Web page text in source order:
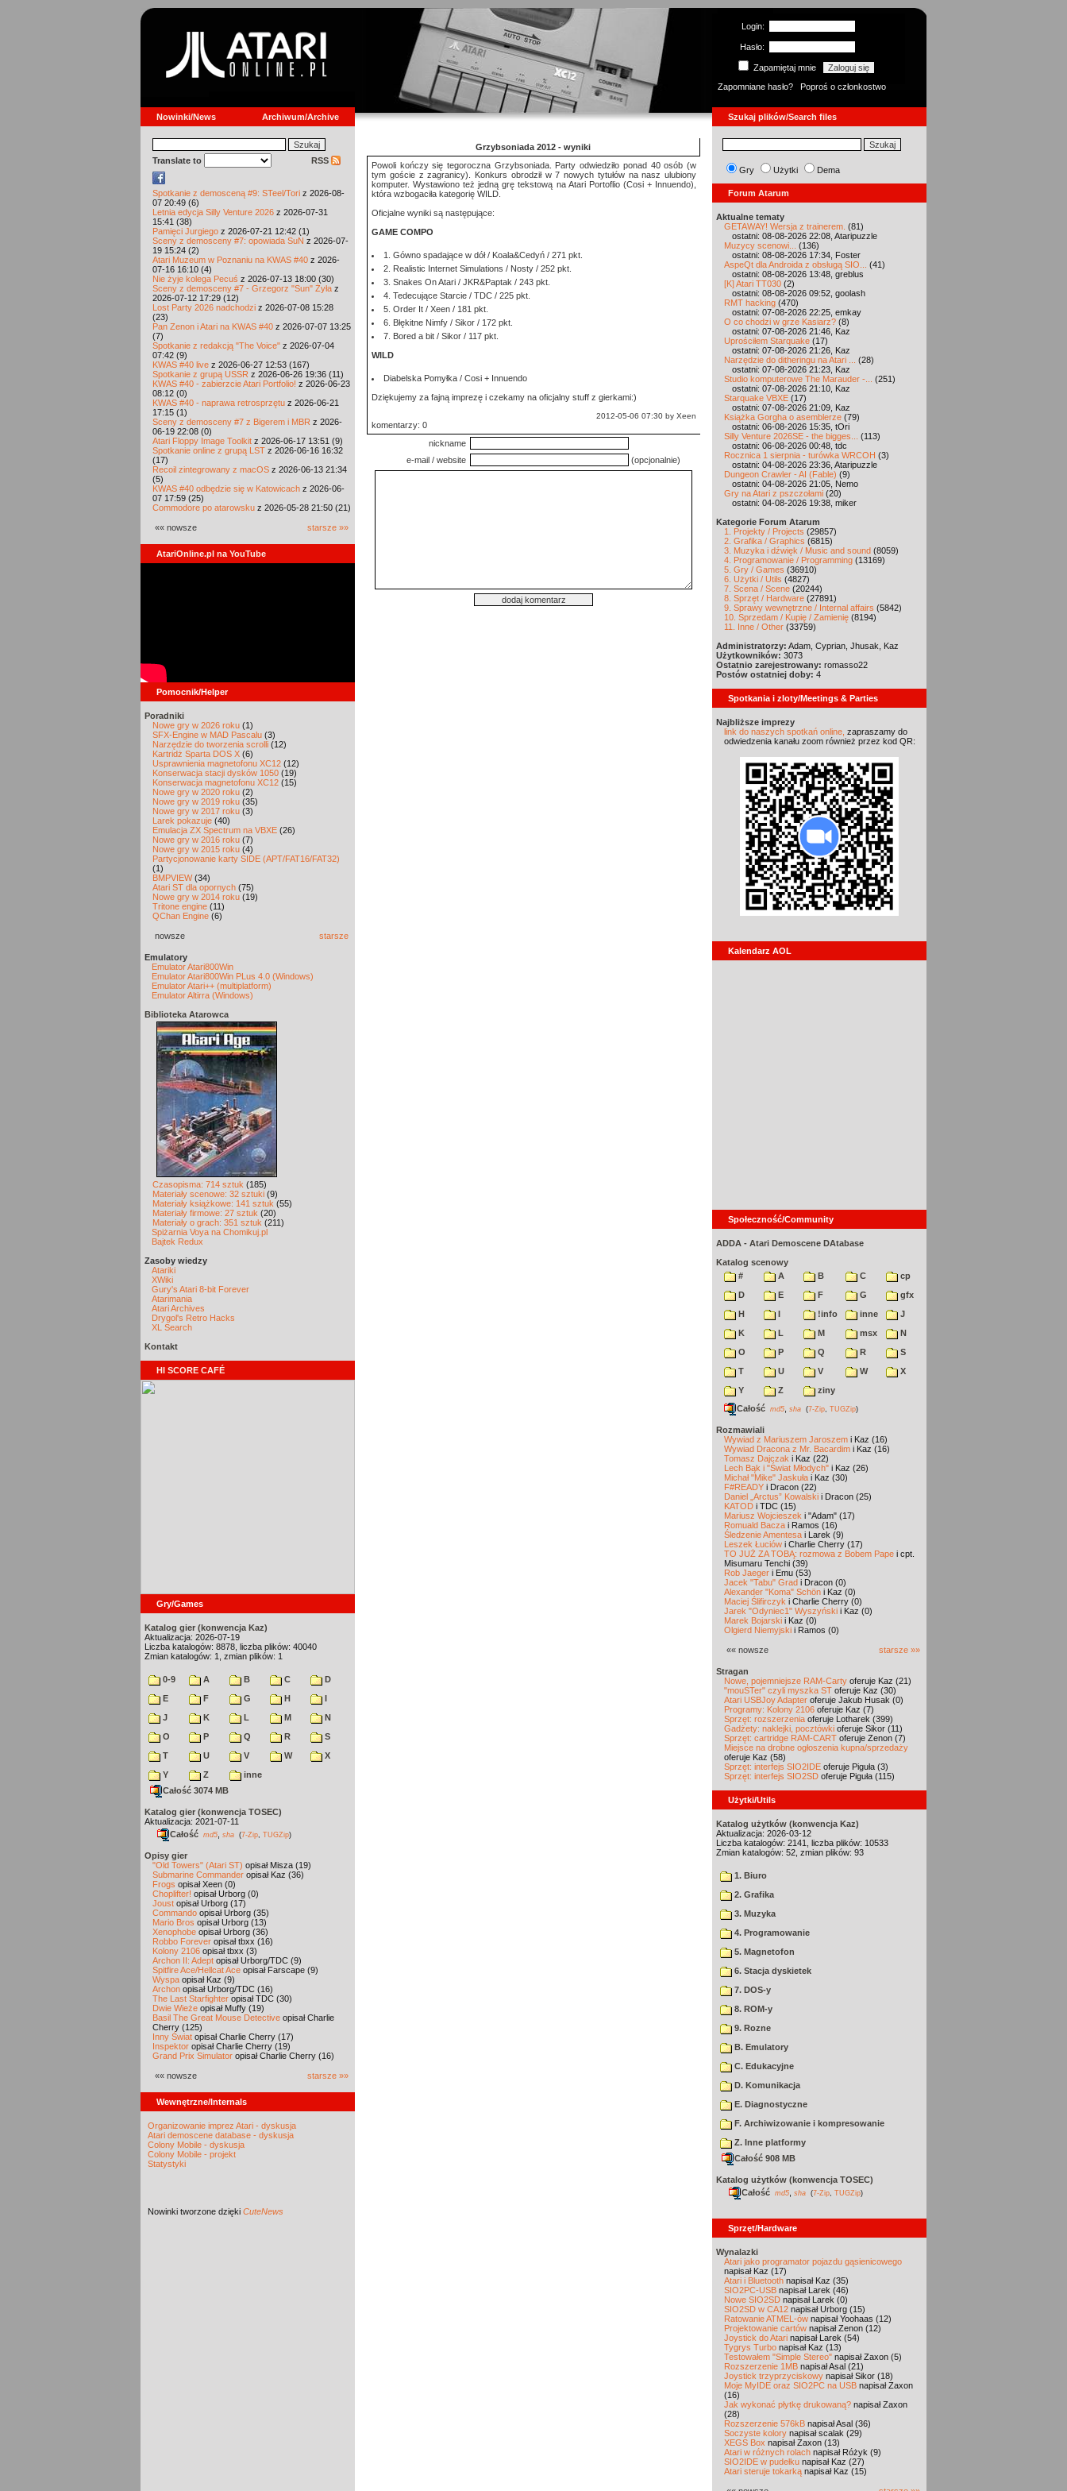
Login:
Hasło:
Zapamiętaj mnie
Zapomniane hasło?
Poproś o członkostwo
Nowinki/News Archiwum/Archive Szukaj plików/Search files
Translate to RSS
Spotkanie z demosceną #9: STeel/Tori z 2026-08-
07 20:49 (6)
Letnia edycja Silly Venture 2026 z 2026-07-31
15:41 (38)
Pamięci Jurgiego z 2026-07-21 12:42 (1)
Sceny z demosceny #7: opowiada SuN z 2026-07-
19 15:24 (2)
Atari Muzeum w Poznaniu na KWAS #40 z 2026-
07-16 16:10 (4)
Nie żyje kolega Pecuś z 2026-07-13 18:00 (30)
Sceny z demosceny #7 - Grzegorz "Sun" Żyła z
2026-07-12 17:29 (12)
Lost Party 2026 nadchodzi z 2026-07-08 15:28
(23)
Pan Zenon i Atari na KWAS #40 z 2026-07-07 13:25
(7)
Spotkanie z redakcją "The Voice" z 2026-07-04
07:42 (9)
KWAS #40 live z 2026-06-27 12:53 (167)
Spotkanie z grupą USSR z 2026-06-26 19:36 (11)
KWAS #40 - zabierzcie Atari Portfolio! z 2026-06-23
08:12 (0)
KWAS #40 - naprawa retrosprzętu z 2026-06-21
17:15 (1)
Sceny z demosceny #7 z Bigerem i MBR z 2026-
06-19 22:08 (0)
Atari Floppy Image Toolkit z 2026-06-17 13:51 (9)
Spotkanie online z grupą LST z 2026-06-16 16:32
(17)
Recoil zintegrowany z macOS z 2026-06-13 21:34
(5)
KWAS #40 odbędzie się w Katowicach z 2026-06-
07 17:59 (25)
Commodore po atarowsku z 2026-05-28 21:50 (21)
«« nowsze starsze »»
AtariOnline.pl na YouTube
Pomocnik/Helper
Poradniki
Nowe gry w 2026 roku (1)
SFX-Engine w MAD Pascalu (3)
Narzędzie do tworzenia scrolli (12)
Kartridż Sparta DOS X (6)
Usprawnienia magnetofonu XC12 (12)
Konserwacja stacji dysków 1050 (19)
Konserwacja magnetofonu XC12 (15)
Nowe gry w 2020 roku (2)
Nowe gry w 2019 roku (35)
Nowe gry w 2017 roku (3)
Larek pokazuje (40)
Emulacja ZX Spectrum na VBXE (26)
Nowe gry w 2016 roku (7)
Nowe gry w 2015 roku (4)
Partycjonowanie karty SIDE (APT/FAT16/FAT32)
(1)
BMPVIEW(34)
Atari ST dla opornych (75)
Nowe gry w 2014 roku (19)
Tritone engine (11)
QChan Engine (6)
nowsze starsze
Emulatory
Emulator Atari800Win
Emulator Atari800Win PLus 4.0 (Windows)
Emulator Atari++ (multiplatform)
Emulator Altirra (Windows)
Biblioteka Atarowca
Czasopisma: 714 sztuk (185)
Materiały scenowe: 32 sztuki (9)
Materiały książkowe: 141 sztuk (55)
Materiały firmowe: 27 sztuk (20)
Materiały o grach: 351 sztuk (211)
Spiżarnia Voya na Chomikuj.pl
Bajtek Redux
Zasoby wiedzy
Atariki
XWiki
Gury's Atari 8-bit Forever
Atarimania
Atari Archives
Drygol's Retro Hacks
XL Search
Kontakt
HI SCORE CAFÉ
Gry/Games
Katalog gier (konwencja Kaz)
Aktualizacja: 2026-07-19
Liczba katalogów: 8878, liczba plików: 40040
Zmian katalogów: 1, zmian plików: 1
0-9 A B C
D
E
F G H
I
J
K L M
N
O
P Q R
S
T
U V W
X
Y
Z
inne
Całość 3074 MB
Katalog gier (konwencja TOSEC)
Aktualizacja: 2021-07-11
Całość md5 sha (7-Zip TUGZip)
Opisy gier
"Old Towers" (Atari ST) opisał Misza (19)
Submarine Commander opisał Kaz (36)
Frogs opisał Xeen (0)
Choplifter! opisał Urborg (0)
Joust opisał Urborg (17)
Commando opisał Urborg (35)
Mario Bros opisał Urborg (13)
Xenophobe opisał Urborg (36)
Robbo Forever opisał tbxx (16)
Kolony 2106 opisał tbxx (3)
Archon II: Adept opisał Urborg/TDC (9)
Spitfire Ace/Hellcat Ace opisał Farscape (9)
Wyspa opisał Kaz (9)
Archon opisał Urborg/TDC (16)
The Last Starfighter opisał TDC (30)
Dwie Wieże opisał Muffy (19)
Basil The Great Mouse Detective opisał Charlie
Cherry (125)
Inny Świat opisał Charlie Cherry (17)
Inspektor opisał Charlie Cherry (19)
Grand Prix Simulator opisał Charlie Cherry (16)
«« nowsze starsze »»
Wewnętrzne/Internals
Organizowanie imprez Atari - dyskusja
Atari demoscene database - dyskusja
Colony Mobile - dyskusja
Colony Mobile - projekt
Statystyki
Nowinki tworzone dzięki CuteNews
Grzybsoniada 2012 - wyniki
Powoli kończy się tegoroczna Grzybsoniada. Party odwiedziło ponad 40 osób (w
tym goście z zagranicy). Konkurs obrodził w 7 nowych tytułów na nasz ulubiony
komputer. Wystawiono też jedną grę tekstową na Atari Portoflio (Cosi + Innuendo),
która wzbogaciła kategorię WILD.
Oficjalne wyniki są następujące:
GAME COMPO
1. Gówno spadające w dół / Koala&Cedyń / 271 pkt.
2. Realistic Internet Simulations / Nosty / 252 pkt.
3. Snakes On Atari / JKR&Paptak / 243 pkt.
4. Tedecujące Starcie / TDC / 225 pkt.
5. Order It / Xeen / 181 pkt.
6. Błękitne Nimfy / Sikor / 172 pkt.
7. Bored a bit / Sikor / 117 pkt.
WILD
Diabelska Pomyłka / Cosi + Innuendo
Dziękujemy za fajną imprezę i czekamy na oficjalny stuff z gierkami:)
2012-05-06 07:30 by Xeen
komentarzy: 0
nickname
e-mail / website
(opcjonalnie)
Gry Użytki Dema
Forum Atarum
Aktualne tematy
GETAWAY! Wersja z trainerem. (81)
ostatni: 08-08-2026 22:08, Ataripuzzle
Muzycy scenowi...
(136)
ostatni: 08-08-2026 17:34, Foster
AspeQt dla Androida z obsługą SIO...
(41)
ostatni: 08-08-2026 13:48, greblus
[K] Atari TT030 (2)
ostatni: 08-08-2026 09:52, goolash
RMT hacking (470)
ostatni: 07-08-2026 22:25, emkay
O co chodzi w grze Kasiarz? (8)
ostatni: 07-08-2026 21:46, Kaz
Uprościłem Starquake (17)
ostatni: 07-08-2026 21:26, Kaz
Narzędzie do ditheringu na Atari ...
(28)
ostatni: 07-08-2026 21:23, Kaz
Studio komputerowe The Marauder -...
(251)
ostatni: 07-08-2026 21:10, Kaz
Starquake VBXE (17)
ostatni: 07-08-2026 21:09, Kaz
Książka Gorgha o asemblerze (79)
ostatni: 06-08-2026 15:35, tOri
Silly Venture 2026SE - the bigges...
(113)
ostatni: 06-08-2026 00:48, tdc
Rocznica 1 sierpnia - turówka WRCOH (3)
ostatni: 04-08-2026 23:36, Ataripuzzle
Dungeon Crawler - AI (Fable) (9)
ostatni: 04-08-2026 21:05, Nemo
Gry na Atari z pszczołami (20)
ostatni: 04-08-2026 19:38, miker
Kategorie Forum Atarum
1. Projekty / Projects (29857)
2. Grafika / Graphics (6815)
3. Muzyka i dźwięk / Music and sound (8059)
4. Programowanie / Programming (13169)
5. Gry / Games (36910)
6. Użytki / Utils (4827)
7. Scena / Scene (20244)
8. Sprzęt / Hardware (27891)
9. Sprawy wewnętrzne / Internal affairs (5842)
10. Sprzedam / Kupię / Zamienię (8194)
11. Inne / Other (33759)
Administratorzy: Adam, Cyprian, Jhusak, Kaz
Użytkowników: 3073
Ostatnio zarejestrowany: romasso22
Postów ostatniej doby: 4
Spotkania i zloty/Meetings & Parties
Najbliższe imprezy
link do naszych spotkań online, zapraszamy do
odwiedzenia kanału zoom również przez kod QR:
Kalendarz AOL
Społeczność/Community
ADDA - Atari Demoscene DAtabase
Katalog scenowy
#
A B C
cp
D
E F G
gfx
H
I !info inne
J
K
L M msx
N
O
P Q R
S
T
U V W
X
Y
Z
ziny
Całość md5 sha (7-Zip TUGZip)
Rozmawiali
Wywiad z Mariuszem Jaroszem i Kaz (16)
Wywiad Dracona z Mr. Bacardim i Kaz (16)
Tomasz Dajczak i Kaz (22)
Lech Bąk i "Świat Młodych" i Kaz (26)
Michał "Mike" Jaskuła i Kaz (30)
F#READY i Dracon (22)
Daniel „Arctus” Kowalski i Dracon (25)
KATOD i TDC (15)
Mariusz Wojcieszek i "Adam" (17)
Romuald Bacza i Ramos (16)
Śledzenie Amentesa i Larek (9)
Leszek Łuciów i Charlie Cherry (17)
TO JUŻ ZA TOBĄ: rozmowa z Bobem Pape i cpt.
Misumaru Tenchi (39)
Rob Jaeger i Emu (53)
Jacek "Tabu" Grad i Dracon (0)
Alexander "Koma" Schön i Kaz (0)
Maciej Ślifirczyk i Charlie Cherry (0)
Jarek "Odyniec1" Wyszyński i Kaz (0)
Marek Bojarski i Kaz (0)
Olgierd Niemyjski i Ramos (0)
«« nowsze starsze »»
Stragan
Nowe, pojemniejsze RAM-Carty oferuje Kaz (21)
"mouSTer" czyli myszka ST oferuje Kaz (30)
Atari USBJoy Adapter oferuje Jakub Husak (0)
Programy: Kolony 2106 oferuje Kaz (7)
Sprzęt: rozszerzenia oferuje Lotharek (399)
Gadżety: naklejki, pocztówki oferuje Sikor (11)
Sprzęt: cartridge RAM-CART oferuje Zenon (7)
Miejsce na drobne ogłoszenia kupna/sprzedaży
oferuje Kaz (58)
Sprzęt: interfejs SIO2IDE oferuje Piguła (3)
Sprzęt: interfejs SIO2SD oferuje Piguła (115)
Użytki/Utils
Katalog użytków (konwencja Kaz)
Aktualizacja: 2026-03-12
Liczba katalogów: 2141, liczba plików: 10533
Zmian katalogów: 52, zmian plików: 93
1. Biuro
2. Grafika
3. Muzyka
4. Programowanie
5. Magnetofon
6. Stacja dyskietek
7. DOS-y
8. ROM-y
9. Rozne
B. Emulatory
C. Edukacyjne
D. Komunikacja
E. Diagnostyczne
F. Archiwizowanie i kompresowanie
Z. Inne platformy
Całość 908 MB
Katalog użytków (konwencja TOSEC)
Całość md5 sha (7-Zip TUGZip)
Sprzęt/Hardware
Wynalazki
Atari jako programator pojazdu gąsienicowego
napisał Kaz (17)
Atari i Bluetooth napisał Kaz (35)
SIO2PC-USB napisał Larek (46)
Nowe SIO2SD napisał Larek (0)
SIO2SD w CA12 napisał Urborg (15)
Ratowanie ATMEL-ów napisał Yoohaas (12)
Projektowanie cartów napisał Zenon (12)
Joystick do Atari napisał Larek (54)
Tygrys Turbo napisał Kaz (13)
Testowałem "Simple Stereo" napisał Zaxon (5)
Rozszerzenie 1MB napisał Asal (21)
Joystick trzyprzyciskowy napisał Sikor (18)
Moje MyIDE oraz SIO2PC na USB napisał Zaxon
(16)
Jak wykonać płytkę drukowaną? napisał Zaxon
(28)
Rozszerzenie 576kB napisał Asal (36)
Soczyste kolory napisał scalak (29)
XEGS Box napisał Zaxon (13)
Atari w różnych rolach napisał Różyk (9)
SIO2IDE w pudełku napisał Kaz (27)
Atari steruje tokarką napisał Kaz (15)